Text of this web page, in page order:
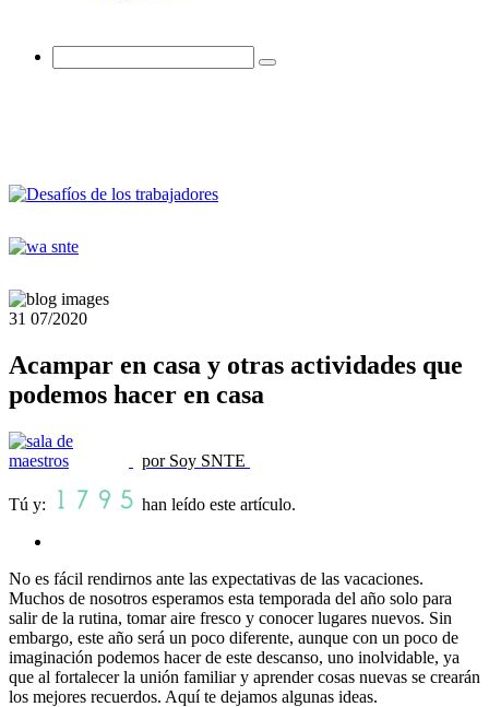
31 07/2020
Acampar en casa y otras actividades que
podemos hacer en casa
por Soy SNTE
Tú y: han leído este artículo.
No es fácil rendirnos ante las expectativas de las vacaciones.
Muchos de nosotros esperamos esta temporada del año solo para
salir de la rutina, tomar aire fresco y conocer lugares nuevos. Sin
embargo, este año será un poco diferente, aunque con un poco de
imaginación podemos hacer de este descanso, uno inolvidable, ya
que al fortalecer la unión familiar y aprender cosas nuevas se crearán
los mejores recuerdos. Aquí te dejamos algunas ideas.